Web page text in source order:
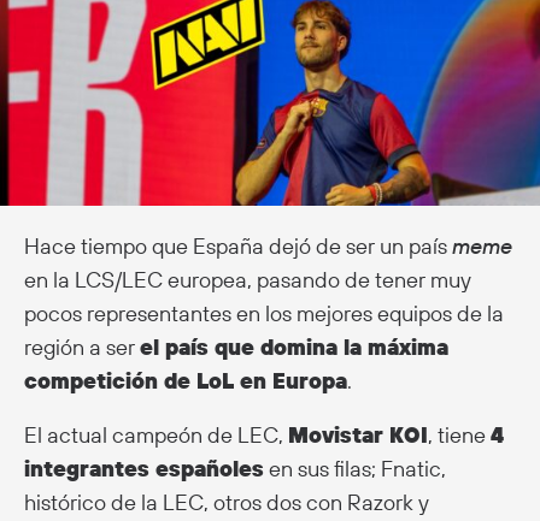
Hace tiempo que España dejó de ser un paísmeme
en la LCS/LEC europea, pasando de tener muy
pocos representantes en los mejores equipos de la
región a serel país que domina la máxima
competición de LoL en Europa.
El actual campeón de LEC, Movistar KOI, tiene4
integrantes españoles en sus filas; Fnatic,
histórico de la LEC, otros dos con Razork y